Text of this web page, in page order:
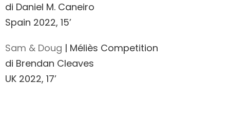
di Daniel M. Caneiro
Spain 2022, 15’
Sam & Doug | Méliès Competition
di Brendan Cleaves
UK 2022, 17’